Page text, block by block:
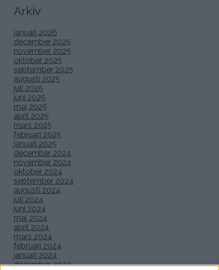
Arkiv
januari 2026
december 2025
november 2025
oktober 2025
september 2025
augusti 2025
juli 2025
juni 2025
maj 2025
april 2025
mars 2025
februari 2025
januari 2025
december 2024
november 2024
oktober 2024
september 2024
augusti 2024
juli 2024
juni 2024
maj 2024
april 2024
mars 2024
februari 2024
januari 2024
december 2023